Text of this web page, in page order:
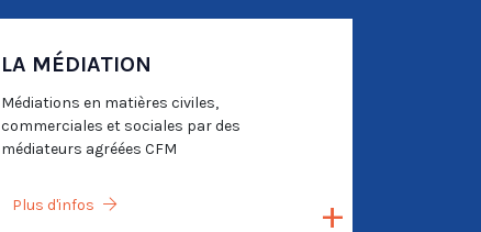
LA MÉDIATION
Médiations en matières civiles,
commerciales et sociales par des
médiateurs agréées CFM
Plus d'infos